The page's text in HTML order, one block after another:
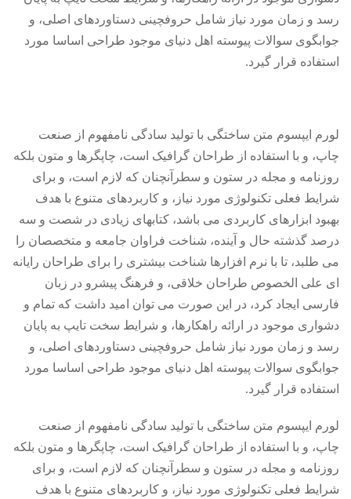
رسد و زمان مورد نیاز شامل حروفچینی دستاوردهای اصلی، و
جوابگوی سوالات پیوسته اهل دنیای موجود طراحی اساسا مورد
استفاده قرار گیرد.
لورم ایپسوم متن ساختگی با تولید سادگی نامفهوم از صنعت
چاپ، و با استفاده از طراحان گرافیک است، چاپگرها و متون بلکه
روزنامه و مجله در ستون و سطرآنچنان که لازم است، و برای
شرایط فعلی تکنولوژی مورد نیاز، و کاربردهای متنوع با هدف
بهبود ابزارهای کاربردی می باشد، کتابهای زیادی در شصت و سه
درصد گذشته حال و آینده، شناخت فراوان جامعه و متخصصان را
می طلبد، تا با نرم افزارها شناخت بیشتری را برای طراحان رایانه
ای علی الخصوص طراحان خلاقی، و فرهنگ پیشرو در زبان
فارسی ایجاد کرد، در این صورت می توان امید داشت که تمام و
دشواری موجود در ارائه راهکارها، و شرایط سخت تایپ به پایان
رسد و زمان مورد نیاز شامل حروفچینی دستاوردهای اصلی، و
جوابگوی سوالات پیوسته اهل دنیای موجود طراحی اساسا مورد
استفاده قرار گیرد.
لورم ایپسوم متن ساختگی با تولید سادگی نامفهوم از صنعت
چاپ، و با استفاده از طراحان گرافیک است، چاپگرها و متون بلکه
روزنامه و مجله در ستون و سطرآنچنان که لازم است، و برای
شرایط فعلی تکنولوژی مورد نیاز، و کاربردهای متنوع با هدف